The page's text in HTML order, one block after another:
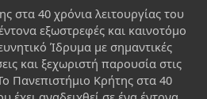
στα 40 χρόνια λειτουργίας του
εξωστρεφές και καινοτόμο
Ίδρυμα με σημαντικές
και ξεχωριστή παρουσία στις
Πανεπιστήμιο Κρήτης στα 40